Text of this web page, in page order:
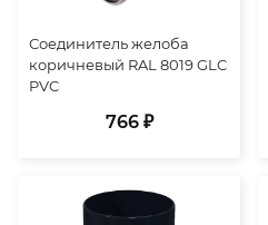
Соединитель желоба
коричневый RAL 8019 GLC
PVC
766 ₽